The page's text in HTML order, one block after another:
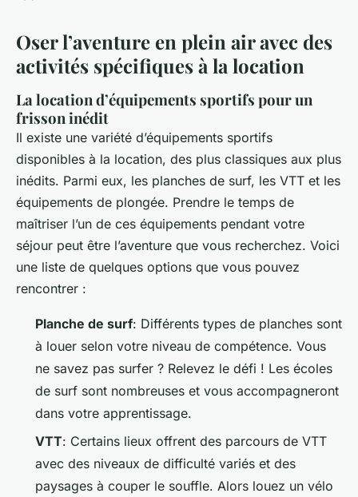
Oser l’aventure en plein air avec des
activités spécifiques à la location
La location d’équipements sportifs pour un
frisson inédit
Il existe une variété d’équipements sportifs
disponibles à la location, des plus classiques aux plus
inédits. Parmi eux, les planches de surf, les VTT et les
équipements de plongée. Prendre le temps de
maîtriser l’un de ces équipements pendant votre
séjour peut être l’aventure que vous recherchez. Voici
une liste de quelques options que vous pouvez
rencontrer :
Planche de surf: Différents types de planches sont
à louer selon votre niveau de compétence. Vous
ne savez pas surfer ? Relevez le défi ! Les écoles
de surf sont nombreuses et vous accompagneront
dans votre apprentissage.
VTT: Certains lieux offrent des parcours de VTT
avec des niveaux de difficulté variés et des
paysages à couper le souffle. Alors louez un vélo